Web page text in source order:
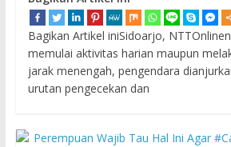
Bagikan Artikel iniSidoarjo,
memulai aktivitas harian maupun
jarak menengah, pengendara
urutan pengecekan dan